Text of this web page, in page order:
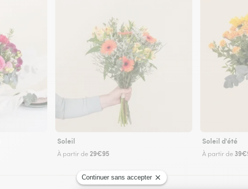
Soleil
À partir de 29€95
Soleil d'été
À partir de